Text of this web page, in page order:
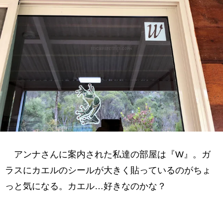
アンナさんに案内された私達の部屋は『W』。ガ
ラスにカエルのシールが大きく貼っているのがちょ
っと気になる。カエル…好きなのかな？